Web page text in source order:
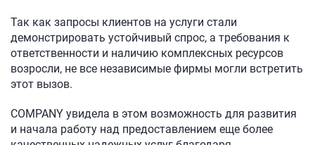
Так как запросы клиентов на услуги стали
демонстрировать устойчивый спрос, а требования к
ответственности и наличию комплексных ресурсов
возросли, не все независимые фирмы могли встретить
этот вызов.
COMPANY увидела в этом возможность для развития
и начала работу над предоставлением еще более